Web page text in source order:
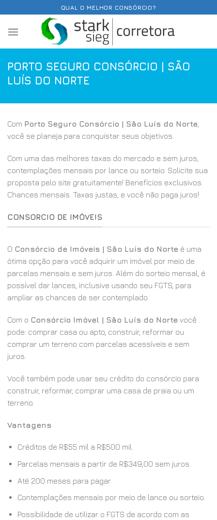
content
QUAL O MELHOR CONSÓRCIO?
PORTO SEGURO CONSÓRCIO | SÃO
LUÍS DO NORTE
Com Porto Seguro Consórcio | São Luís do Norte
você se planeja para conquistar seus objetivos.
Com uma das melhores taxas do mercado e sem juros,
contemplações mensais por lance ou sorteio. Solicite sua
proposta pelo site gratuitamente! Benefícios exclusivos.
Chances mensais. Taxas justas, e você não paga juros!
CONSORCIO DE IMÓVEIS
O Consórcio de Imóveis | São Luís do Norte é uma
ótima opção para você adquirir um imóvel por meio de
parcelas mensais e sem juros. Além do sorteio mensal, é
possível dar lances, inclusive usando seu FGTS, para
ampliar as chances de ser contemplado.
Com o Consórcio Imóvel | São Luís do Norte você
pode: comprar casa ou apto, construir, reformar ou
comprar um terreno com parcelas acessíveis e sem
juros.
Você também pode usar seu crédito do consórcio para
construir, reformar, comprar uma casa de praia ou um
terreno.
Vantagens
Créditos de R$55 mil a R$500 mil.
Parcelas mensais a partir de R$349,00 sem juros.
Até 200 meses para pagar.
Contemplações mensais por meio de lance ou sorteio.
Possibilidade de utilizar o FGTS de acordo com as